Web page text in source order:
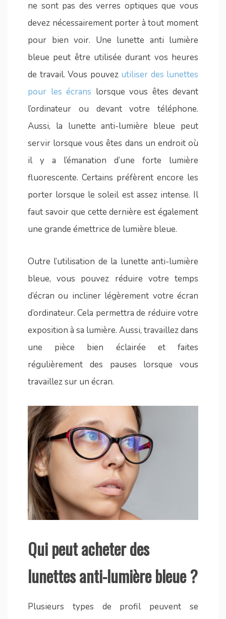
ne sont pas des verres optiques que vous
devez nécessairement porter à tout moment
pour bien voir. Une lunette anti lumière
bleue peut être utilisée durant vos heures
de travail. Vous pouvez utiliser des lunettes
pour les écrans lorsque vous êtes devant
l’ordinateur ou devant votre téléphone.
Aussi, la lunette anti-lumière bleue peut
servir lorsque vous êtes dans un endroit où
il y a l’émanation d’une forte lumière
fluorescente. Certains préfèrent encore les
porter lorsque le soleil est assez intense. Il
faut savoir que cette dernière est également
une grande émettrice de lumière bleue.
Outre l’utilisation de la lunette anti-lumière
bleue, vous pouvez réduire votre temps
d’écran ou incliner légèrement votre écran
d’ordinateur. Cela permettra de réduire votre
exposition à sa lumière. Aussi, travaillez dans
une pièce bien éclairée et faites
régulièrement des pauses lorsque vous
travaillez sur un écran.
Qui peut acheter des
lunettes anti-lumière bleue ?
Plusieurs types de profil peuvent se